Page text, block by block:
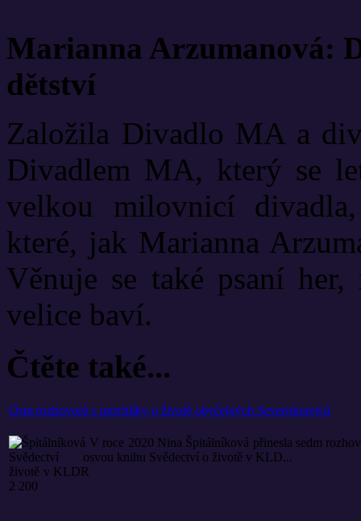
Marianna Arzumanová:
dětství
Založila Divadlo MA a
Divadlem MA, který se
velkou milovnicí
které, jak Marianna
Věnuje se také psaní
velice baví.
Čtěte také...
Osm rozhovorů s uprchlíky o životě obyčejných Severokorejců
V roce 2020 Nina Špitálníková přinesla sedm
svou knihu Svědectví o životě v KLD...